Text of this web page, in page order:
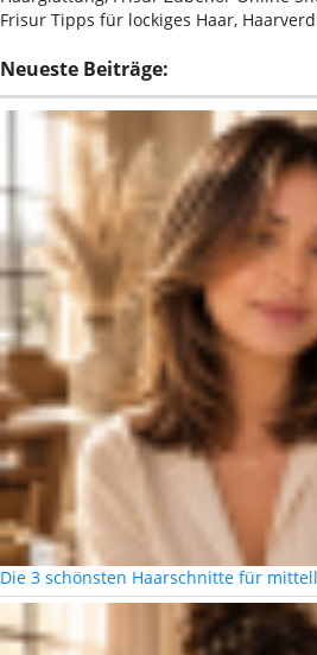
Frisur Tipps für lockiges Haar,
Neueste Beiträge:
Die 3 schönsten Haarschnitte für